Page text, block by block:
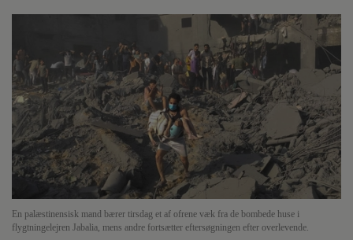
En palæstinensisk mand bærer tirsdag et af ofrene væk fra de bombede huse i
flygtningelejren Jabalia, mens andre fortsætter eftersøgningen efter overlevende.